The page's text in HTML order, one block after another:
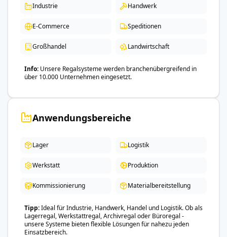
Industrie Handwerk
E-Commerce Speditionen
Großhandel Landwirtschaft
Info Unsere Regalsysteme werden branchenübergreifend in
über 10.000 Unternehmen eingesetzt.
Anwendungsbereiche
Lager Logistik
Werkstatt Produktion
Kommissionierung Materialbereitstellung
Tipp Ideal für Industrie, Handwerk, Handel und Logistik. Ob als
Lagerregal, Werkstattregal, Archivregal oder Büroregal -
unsere Systeme bieten flexible Lösungen für nahezu jeden
Einsatzbereich.